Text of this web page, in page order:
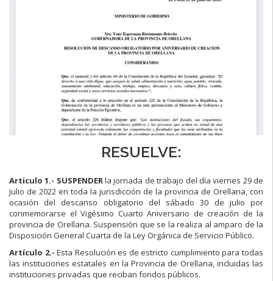
RESUELVE:
Articulo 1.- SUSPENDERla jornada de trabajo del día viernes 29 de
julio de 2022 en toda la jurisdicción de la provincia de Orellana, con
ocasión del descanso obligatorio del sábado 30 de julio por
conmemorarse el Vigésimo Cuarto Aniversario de creación de la
provincia de Orellana. Suspensión que se la realiza al amparo de la
Disposición General Cuarta de la Ley Orgánica de Servicio Público.
Artículo 2.-Esta Resolución es de estricto cumplimiento para todas
las instituciones estatales en la Provincia de Orellana, incluidas las
instituciones privadas que reciban fondos públicos.